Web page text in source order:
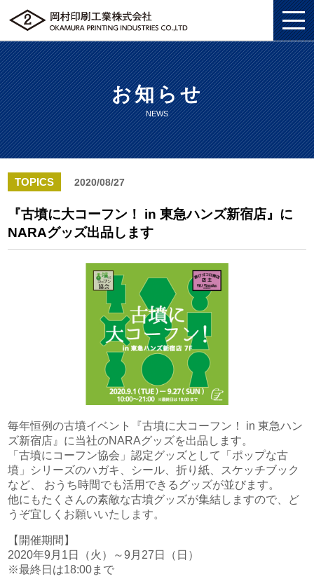
私たちについて
私たちについてトップ
SDGS
環境
労働における権利に関する方針
一般事業主行動計画
総合印刷ソリューション
総合印刷ソリューショントップ
商業印刷
独自の印刷技法
インクジェット印刷
プロフェッショナル・トナー印刷
企画・制作
企画・制作トップ
プロモーションツール
ソリューション
ソリューショントップ
物流ソリューション
文化財アーカイブ＆複製＆活用
環境ソリューション
NARA GOODS
紙行灯
御朱印・御城印
沿革
文化活動
超印刷（印刷業界の枠を超える取り組みのブログ）
プライバシーポリシー
お問い合わせ
お知らせ
NEWS
TOPICS 2020/08/27
『古墳に大コーフン！ in 東急ハンズ新宿店』に
NARAグッズ出品します
毎年恒例の古墳イベント『古墳に大コーフン！ in 東急ハン
ズ新宿店』に当社のNARAグッズを出品します。
「古墳にコーフン協会」認定グッズとして「ポップな古
墳」シリーズのハガキ、シール、折り紙、スケッチブック
など、 おうち時間でも活用できるグッズが並びます。
他にもたくさんの素敵な古墳グッズが集結しますので、ど
うぞ宜しくお願いいたします。
【開催期間】
2020年9月1日（火）～9月27日（日）
※最終日は18:00まで